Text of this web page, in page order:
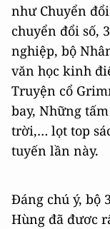
như Chuyển
chuyển đổi số,
nghiệp, bộ
văn học kinh
Truyện cổ
bay, Những
trời,… lọt top
tuyến lần này.
Đáng chú ý, bộ
Hùng đã đươc